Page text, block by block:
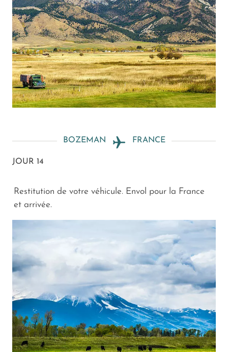
BOZEMAN FRANCE
JOUR 14
Restitution de votre véhicule. Envol pour la France
et arrivée.